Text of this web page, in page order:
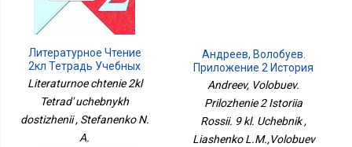
Литературное Чтение
2кл Тетрадь Учебных
Достижений
Literaturnoe chtenie 2kl
Tetrad' uchebnykh
dostizhenii , Stefanenko N.
A.
Андреев, Волобуев.
Приложение 2 История
России. 9 Кл. Учебник
Andreev, Volobuev.
Prilozhenie 2 Istoriia
Rossii. 9 kl. Uchebnik ,
Liashenko L.M.,Volobuev